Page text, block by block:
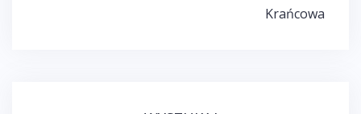
Krańcowa